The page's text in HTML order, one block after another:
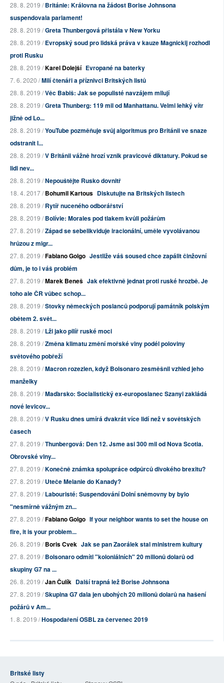
28. 8. 2019 /Británie: Královna na žádost Borise Johnsona
suspendovala parlament!
28. 8. 2019 /Greta Thunbergová přistála v New Yorku
28. 8. 2019 /Evropský soud pro lidská práva v kauze Magnickij rozhodl
proti Rusku
28. 8. 2019 /Karel Dolejší Evropané na baterky
7. 6. 2020 /Milí čtenáři a příznivci Britských listů
28. 8. 2019 /Věc Babiš: Jak se populisté navzájem milují
28. 8. 2019 /Greta Thunberg: 119 mil od Manhattanu. Velmi lehký vítr
jižně od Lo...
28. 8. 2019 /YouTube pozměňuje svůj algoritmus pro Británii ve snaze
odstranit l...
28. 8. 2019 /V Británii vážně hrozí vznik pravicové diktatury. Pokud se
lidi nev...
28. 8. 2019 /Nepouštějte Rusko dovnitř
18. 4. 2017 /Bohumil Kartous Diskutujte na Britských listech
28. 8. 2019 /Rytíř nuceného odborářství
28. 8. 2019 /Bolívie: Morales pod tlakem kvůli požárům
27. 8. 2019 /Západ se sebelikviduje iracionální, uměle vyvolávanou
hrůzou z migr...
27. 8. 2019 /Fabiano Golgo Jestliže váš soused chce zapálit činžovní
dům, je to i váš problém
27. 8. 2019 /Marek Beneš Jak efektivně jednat proti ruské hrozbě. Je
toho ale ČR vůbec schop...
28. 8. 2019 /Stovky německých poslanců podporují památník polským
obětem 2. svět...
28. 8. 2019 /Lži jako pilíř ruské moci
28. 8. 2019 /Změna klimatu změní mořské vlny podél poloviny
světového pobřeží
28. 8. 2019 /Macron rozezlen, když Bolsonaro zesměšnil vzhled jeho
manželky
28. 8. 2019 /Maďarsko: Socialistický ex-europoslanec Szanyi zakládá
nové levicov...
28. 8. 2019 /V Rusku dnes umírá dvakrát více lidí než v sovětských
časech
27. 8. 2019 /Thunbergová: Den 12. Jsme asi 300 mil od Nova Scotia.
Obrovské vlny...
27. 8. 2019 /Konečně známka spolupráce odpůrců divokého brexitu?
27. 8. 2019 /Uteče Melanie do Kanady?
27. 8. 2019 /Labouristé: Suspendování Dolní sněmovny by bylo
"nesmírně vážným zn...
27. 8. 2019 /Fabiano Golgo If your neighbor wants to set the house on
fire, it is your problem...
26. 8. 2019 /Boris Cvek Jak se pan Zaorálek stal ministrem kultury
27. 8. 2019 /Bolsonaro odmítl "koloniálních" 20 milionů dolarů od
skupiny G7 na ...
26. 8. 2019 /Jan Čulík Další trapná lež Borise Johnsona
27. 8. 2019 /Skupina G7 dala jen ubohých 20 milionů dolarů na hašení
požárů v Am...
1. 8. 2019 /Hospodaření OSBL za červenec 2019
Britské listy